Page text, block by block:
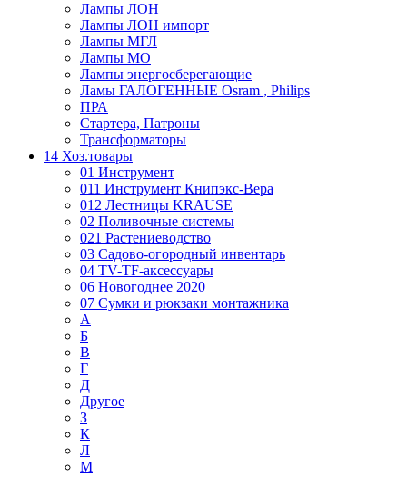
Лампы ЛОН
Лампы ЛОН импорт
Лампы МГЛ
Лампы МО
Лампы энергосберегающие
Ламы ГАЛОГЕННЫЕ Osram , Philips
ПРА
Стартера, Патроны
Трансформаторы
14 Хоз.товары
01 Инструмент
011 Инструмент Книпэкс-Вера
012 Лестницы KRAUSE
02 Поливочные системы
021 Растениеводство
03 Садово-огородный инвентарь
04 TV-TF-аксессуары
06 Новогоднее 2020
07 Сумки и рюкзаки монтажника
А
Б
В
Г
Д
Другое
З
К
Л
М